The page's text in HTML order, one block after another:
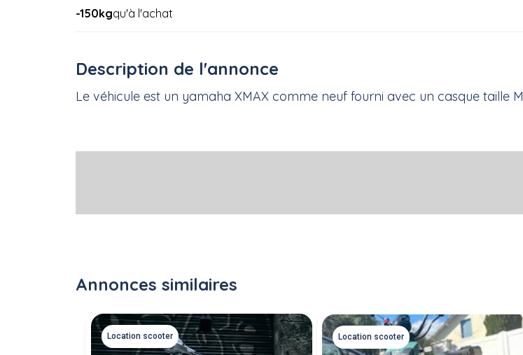
-150kgqu'à l'achat
Description de l'annonce
Le véhicule est un yamaha XMAX comme neuf fourni avec un casque taille M
Annonces similaires
Location scooter Location scooter